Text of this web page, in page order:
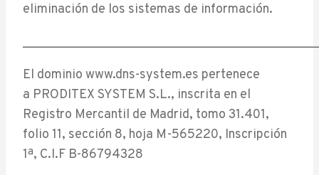
eliminación de los sistemas de información.
El dominio www.dns-system.es pertenece
a PRODITEX SYSTEM S.L., inscrita en el
Registro Mercantil de Madrid, tomo 31.401,
folio 11, sección 8, hoja M-565220, Inscripción
1ª, C.I.F B-86794328